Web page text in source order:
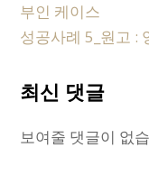
부인 케이스
성공사례 5_원고 :
최신 댓글
보여줄 댓글이 없